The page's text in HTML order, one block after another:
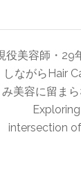
役美容師・29
しながらHair
み美容に留ま
intersection